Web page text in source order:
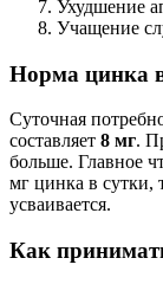
Ухудшение
Учащение
Норма цинка
Суточная
составляет 8 мг.
больше. Главное
мг цинка в сутки,
усваивается.
Как